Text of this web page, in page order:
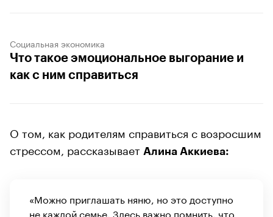
Социальная экономика
Что такое эмоциональное выгорание и
как с ним справиться
О том, как родителям справиться с возросшим
стрессом, рассказывает Алина Аккиева:
«Можно приглашать няню, но это доступно
не каждой семье. Здесь важно помнить, что